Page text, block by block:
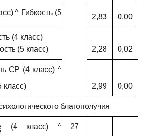
^ Гибкость (5
2,83 0,00
(4 класс)
(5 класс)
2,28 0,02
СР (4 класс) ^
класс)
2,99 0,00
благополучия
(4 класс) ^
27